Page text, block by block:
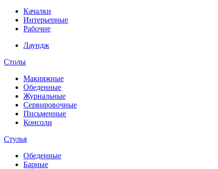
Качалки
Интерьерные
Рабочие
Лаундж
Столы
Макияжные
Обеденные
Журнальные
Сервировочные
Письменные
Консоли
Стулья
Обеденные
Барные